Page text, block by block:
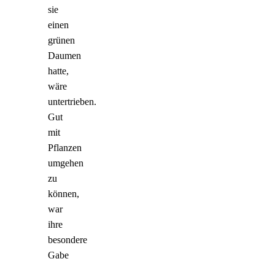
sie
einen
grünen
Daumen
hatte,
wäre
untertrieben.
Gut
mit
Pflanzen
umgehen
zu
können,
war
ihre
besondere
Gabe